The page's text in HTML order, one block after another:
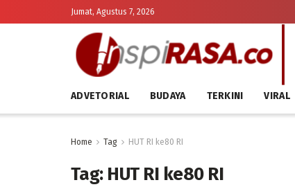
Jumat, Agustus 7, 2026
ADVETORIAL BUDAYA TERKINI VIRAL
Home Tag HUT RI ke80 RI
Tag: HUT RI ke80 RI